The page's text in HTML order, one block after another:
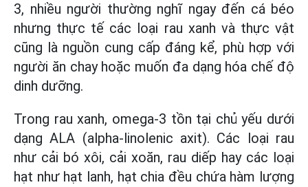
3, nhiều người thường nghĩ ngay đến cá béo
nhưng thực tế các loại rau xanh và thực vật
cũng là nguồn cung cấp đáng kể, phù hợp với
người ăn chay hoặc muốn đa dạng hóa chế độ
dinh dưỡng.
Trong rau xanh, omega-3 tồn tại chủ yếu dưới
dạng ALA (alpha-linolenic axit). Các loại rau
như cải bó xôi, cải xoăn, rau diếp hay các loại
hạt như hạt lanh, hạt chia đều chứa hàm lượng